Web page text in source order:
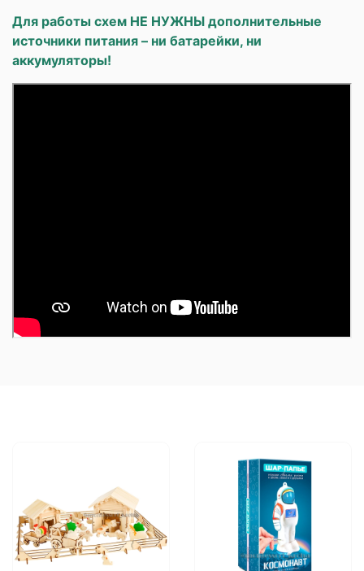
Для работы схем НЕ НУЖНЫ дополнительные
источники питания – ни батарейки, ни
аккумуляторы!